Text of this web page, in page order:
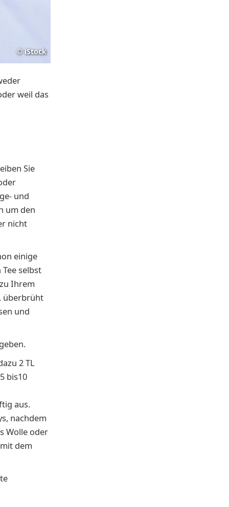
© iStock
weil das
Sie
und
um den
nicht
einige
selbst
Ihrem
überbrüht
und
2 TL
bis10
aus.
nachdem
Wolle oder
dem